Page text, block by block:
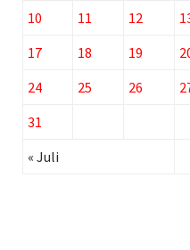
10
11 12
17
18 19
24
25 26
31
« Juli